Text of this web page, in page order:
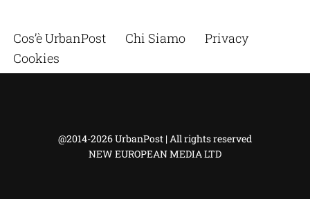
Cos’è UrbanPost Chi Siamo
Privacy
Cookies
@2014-2026 UrbanPost | All rights reserved
NEW EUROPEAN MEDIA LTD